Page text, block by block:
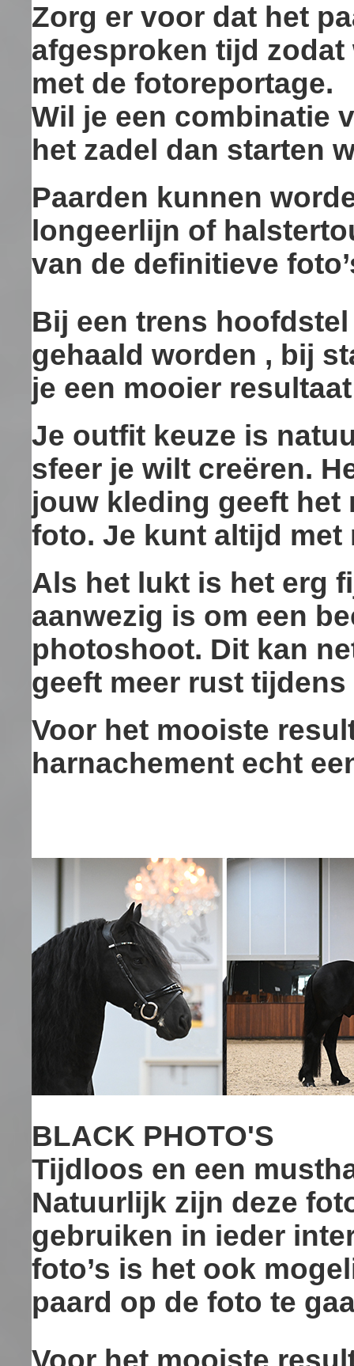
Zorg er voor dat het
afgesproken tijd
met de fotoreportage.
Wil je een combinatie
het zadel dan starten
Paarden kunnen
longeerlijn of
van de definitieve
Bij een trens
gehaald worden , bij
je een mooier
Je outfit keuze is
sfeer je wilt creëren.
jouw kleding geeft het
foto. Je kunt altijd
Als het lukt is het erg
aanwezig is om een
photoshoot. Dit kan
geeft meer rust
Voor het mooiste
harnachement echt
BLACK PHOTO'S
Tijdloos en een
Natuurlijk zijn deze
gebruiken in ieder
foto’s is het ook
paard op de foto te